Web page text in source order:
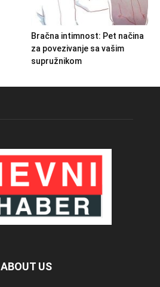
Bračna intimnost: Pet načina
za povezivanje sa vašim
supružnikom
ABOUT US